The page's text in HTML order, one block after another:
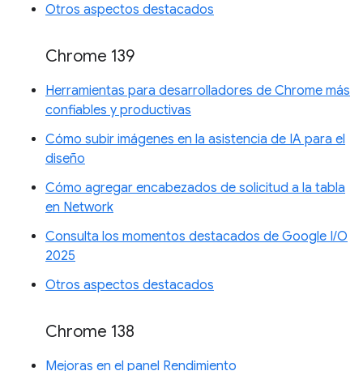
Otros aspectos destacados
Chrome 139
Herramientas para desarrolladores de Chrome más
confiables y productivas
Cómo subir imágenes en la asistencia de IA para el
diseño
Cómo agregar encabezados de solicitud a la tabla
en Network
Consulta los momentos destacados de Google I/O
2025
Otros aspectos destacados
Chrome 138
Mejoras en el panel Rendimiento